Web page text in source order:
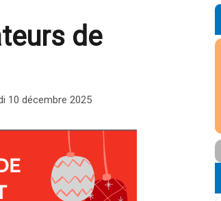
de
10 décembre 2025